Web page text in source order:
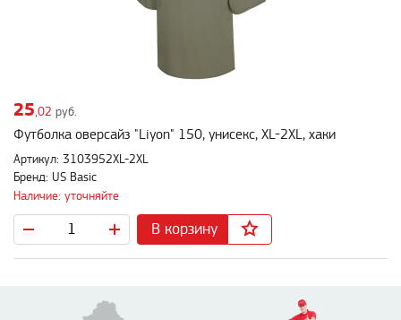
25,02 руб.
Футболка оверсайз "Liyon" 150, унисекс, XL-2XL, хаки
Артикул: 3103952XL-2XL
Бренд: US Basic
Наличие: уточняйте
В корзину